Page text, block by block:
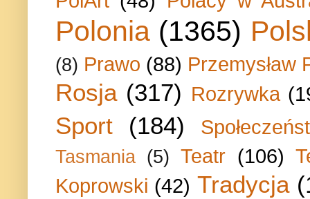
Polonia (1365)
(8) Prawo (88) Przemysław
Rosja (317) Rozrywka
Sport (184)
Tasmania (5) Teatr (106)
Koprowski (42) Tradycja